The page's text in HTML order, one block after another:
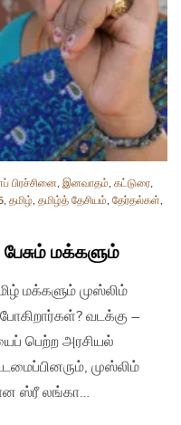
பிரச்சினை, இனவாதம், கட்டுரை,
, தமிழ், தமிழ்த் தேசியம், தேர்தல்கள்,
மக்களும்
மக்களும் முஸ்லிம்
வடக்கு –
பெற்ற அரசியல்
முஸ்லிம்
ஸ்ரீ லங்கா…